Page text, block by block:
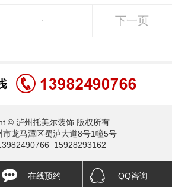
下一页
© 泸州托美尔装饰 版权所有
市龙马潭区蜀泸大道8号1幢5号
15928293162
在线预约 QQ咨询